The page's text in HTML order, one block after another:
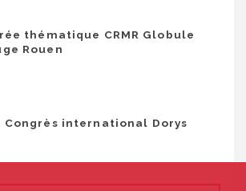
thématique CRMR Globule
Rouen
Congrès international Dorys